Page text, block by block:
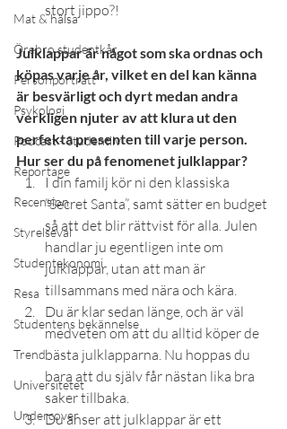
Mat & hälsa
Örebro studentkår
Personporträtt
Psykologi
Podcast - Studentliv
Reportage
Recension
Styrelseval
Studentekonomi
Resa
Studentens bekännelse
Trend
Universitetet
Undercover
stort jippo?!
Julklappar är något som ska ordnas och
köpas varje år, vilket en del kan känna
är besvärligt och dyrt medan andra
verkligen njuter av att klura ut den
perfekta presenten till varje person.
Hur ser du på fenomenet julklappar?
I din familj kör ni den klassiska
“Secret Santa”, samt sätter en budget
så att det blir rättvist för alla. Julen
handlar ju egentligen inte om
julklappar, utan att man är
tillsammans med nära och kära.
Du är klar sedan länge, och är väl
medveten om att du alltid köper de
bästa julklapparna. Nu hoppas du
bara att du själv får nästan lika bra
saker tillbaka.
Du anser att julklappar är ett